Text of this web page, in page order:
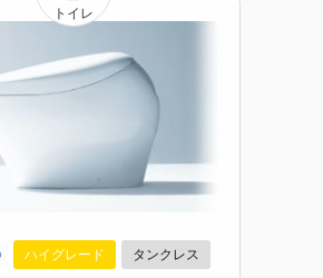
ハイグレード タンクレス